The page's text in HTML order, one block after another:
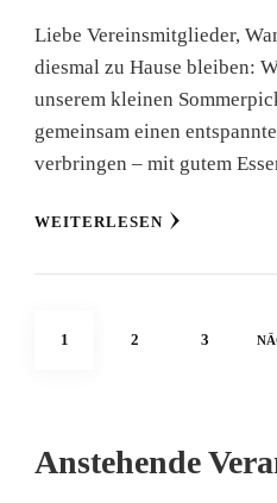
Liebe Vereinsmitglieder,
diesmal zu Hause bleiben:
unserem kleinen
gemeinsam einen
verbringen – mit gutem
WEITERLESEN
SEITE
1 SEITE
2 SEITE
3
Anstehende